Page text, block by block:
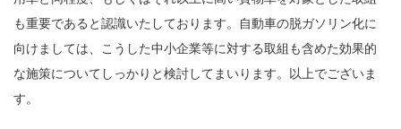
も重要であると認識いたしております。自動車の脱ガソリン化に
向けましては、こうした中小企業等に対する取組も含めた効果的
な施策についてしっかりと検討してまいります。以上でございま
す。